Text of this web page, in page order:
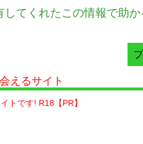
してくれたこの情報で助か
えるサイト
トです! R18【PR】